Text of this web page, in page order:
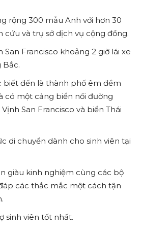
rộng 300 mẫu Anh với hơn 30
và trụ sở dịch vụ cộng đồng.
San Francisco khoảng 2 giờ lái xe
Bắc.
biết đến là thành phố êm đềm
có một cảng biển nối đường
San Francisco và biển Thái
di chuyển dành cho sinh viên tại
giàu kinh nghiệm cùng các bộ
các thắc mắc một cách tận
sinh viên tốt nhất.